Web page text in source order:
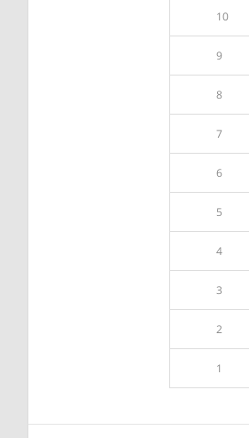
10
9
8
7
6
5
4
3
2
1